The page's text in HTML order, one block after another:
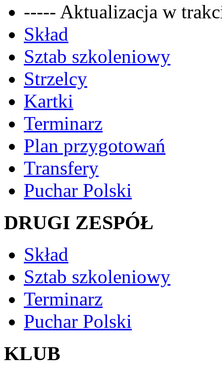
----- Aktualizacja w
Skład
Sztab szkoleniowy
Strzelcy
Kartki
Terminarz
Plan przygotowań
Transfery
Puchar Polski
DRUGI ZESPÓŁ
Skład
Sztab szkoleniowy
Terminarz
Puchar Polski
KLUB